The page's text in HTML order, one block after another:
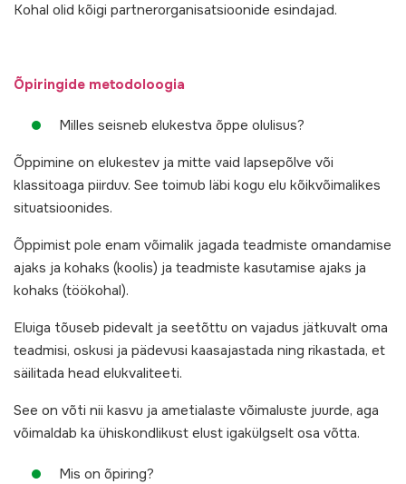
Kohal olid kõigi partnerorganisatsioonide esindajad.
Õpiringide metodoloogia
Milles seisneb elukestva õppe olulisus?
Õppimine on elukestev ja mitte vaid lapsepõlve või
klassitoaga piirduv. See toimub läbi kogu elu kõikvõimalikes
situatsioonides.
Õppimist pole enam võimalik jagada teadmiste omandamise
ajaks ja kohaks (koolis) ja teadmiste kasutamise ajaks ja
kohaks (töökohal).
Eluiga tõuseb pidevalt ja seetõttu on vajadus jätkuvalt oma
teadmisi, oskusi ja pädevusi kaasajastada ning rikastada, et
säilitada head elukvaliteeti.
See on võti nii kasvu ja ametialaste võimaluste juurde, aga
võimaldab ka ühiskondlikust elust igakülgselt osa võtta.
Mis on õpiring?